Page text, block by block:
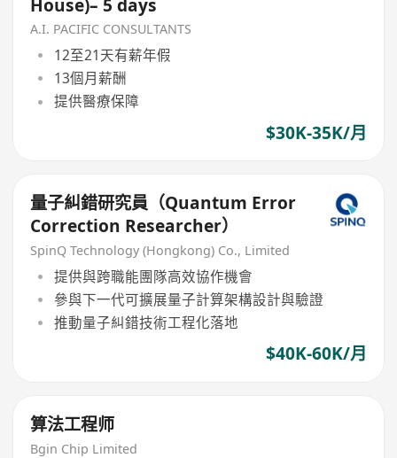
House)– 5 days
A.I. PACIFIC CONSULTANTS
12至21天有薪年假
13個月薪酬
提供醫療保障
$30K-35K/月
量子糾錯研究員（Quantum Error
Correction Researcher）
SpinQ Technology (Hongkong) Co., Limited
提供與跨職能團隊高效協作機會
參與下一代可擴展量子計算架構設計與驗證
推動量子糾錯技術工程化落地
$40K-60K/月
算法工程师
Bgin Chip Limited